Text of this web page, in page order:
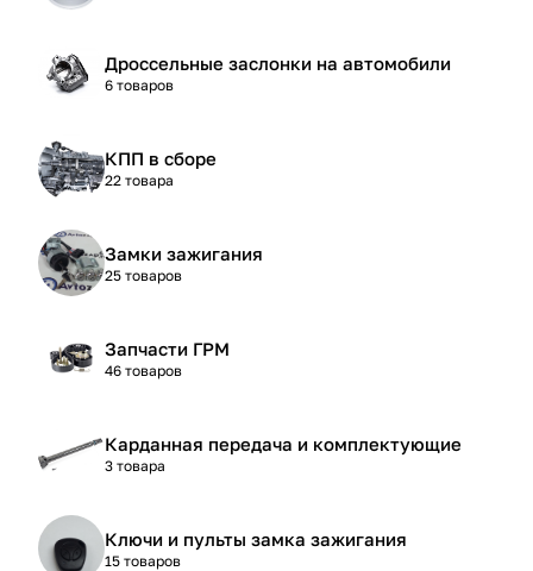
Дроссельные заслонки на автомобили
6 товаров
КПП в сборе
22 товара
Замки зажигания
25 товаров
Запчасти ГРМ
46 товаров
Карданная передача и комплектующие
3 товара
Ключи и пульты замка зажигания
15 товаров